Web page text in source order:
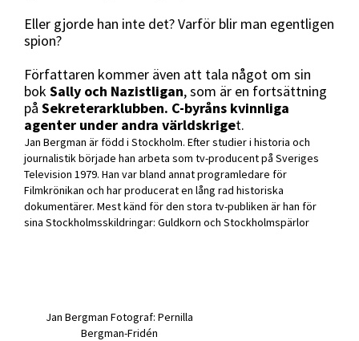
Eller gjorde han inte det? Varför blir man egentligen
spion?
Författaren kommer även att tala något om sin
bokSally och Nazistligan, som är en fortsättning
på Sekreterarklubben. C-byråns kvinnliga
agenter under andra världskriget.
Jan Bergman är född i Stockholm. Efter studier i historia och
journalistik började han arbeta som tv-producent på Sveriges
Television 1979. Han var bland annat programledare för
Filmkrönikan och har producerat en lång rad historiska
dokumentärer. Mest känd för den stora tv-publiken är han för
sina Stockholmsskildringar: Guldkorn och Stockholmspärlor
Jan Bergman Fotograf: Pernilla
Bergman-Fridén